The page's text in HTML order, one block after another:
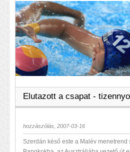
Elutazott a csapat -
hozzászólás, 2007-03-16
Szerdán késő este a Malév